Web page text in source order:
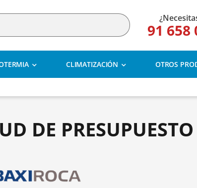
91 658
CLIMATIZACIÓN OTROS
DE PRESUPUESTO